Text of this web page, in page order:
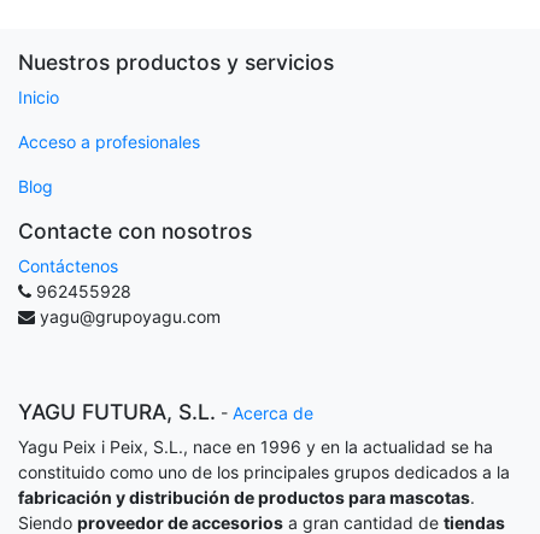
Nuestros productos y servicios
Inicio
Acceso a profesionales
Blog
Contacte con nosotros
Contáctenos
962455928
yagu@grupoyagu.com
YAGU FUTURA, S.L. - Acerca de
Yagu Peix i Peix, S.L., nace en 1996 y en la actualidad se ha
constituido como uno de los principales grupos dedicados a la
fabricación y distribución de productos para mascotas.
Siendo proveedor de accesorios a gran cantidad de tiendas